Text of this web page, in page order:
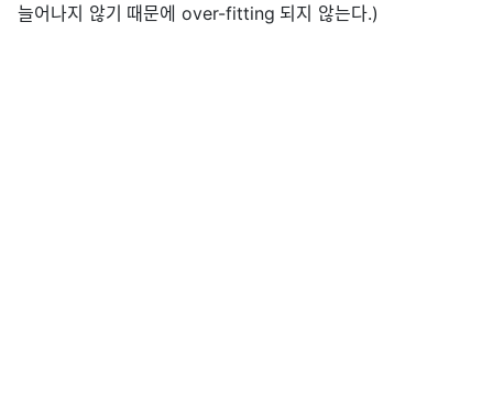
늘어나지 않기 때문에 over-fitting 되지 않는다.)